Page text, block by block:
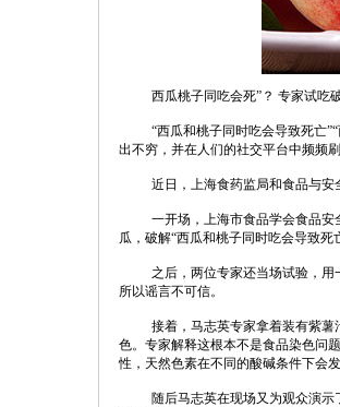
西瓜桃子同吃会死”？ 专家试吃
“西瓜和桃子同时吃会导致死亡
出不穷，并在人们的社交平台中频频
近日，上海食药监局和食品与
一开场，上海市食品学会食品
瓜，破解“西瓜和桃子同时吃会导致死
之后，两位专家还当场试验，
所以谣言不可信。
接着，马志英专家拿着装有紫
色。专家解释这根本不是食品染色问
性，天然色素在不同的酸碱条件下会发
随后马志英在现场又为观众演